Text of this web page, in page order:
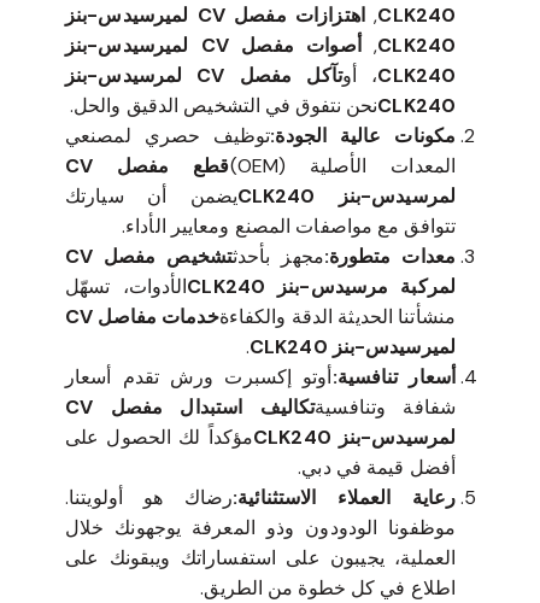
CLK240
,
اهتزازات مفصل CV لميرسيدس-بنز
CLK240
,
أصوات مفصل CV لميرسيدس-بنز
CLK240، أو
تآكل مفصل CV لمرسيدس-بنز
CLK240نحن نتفوق في التشخيص الدقيق والحل.
مكونات عالية الجودة:توظيف حصري لمصنعي
المعدات الأصلية (OEM)
قطع مفصل CV
لمرسيدس-بنز CLK240
يضمن أن سيارتك
تتوافق مع مواصفات المصنع ومعايير الأداء.
معدات متطورة:مجهز بأحدث
تشخيص مفصل CV
لمركبة مرسيدس-بنز CLK240
الأدوات، تسهّل
منشأتنا الحديثة الدقة والكفاءة
خدمات مفاصل CV
لميرسيدس-بنز CLK240
.
أسعار تنافسية:أوتو إكسبرت ورش تقدم أسعار
شفافة وتنافسية
تكاليف استبدال مفصل CV
لمرسيدس-بنز CLK240
مؤكداً لك الحصول على
أفضل قيمة في دبي.
رعاية العملاء الاستثنائية:رضاك هو أولويتنا.
موظفونا الودودون وذو المعرفة يوجهونك خلال
العملية، يجيبون على استفساراتك ويبقونك على
اطلاع في كل خطوة من الطريق.